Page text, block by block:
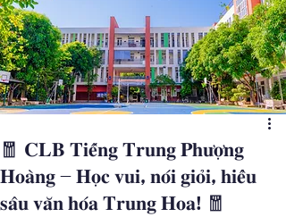
🧧 𝐂𝐋𝐁 𝐓𝐢𝐞̂́𝐧𝐠 𝐓𝐫𝐮𝐧𝐠 𝐏𝐡𝐮̛𝐨̛̣𝐧𝐠
𝐇𝐨𝐚̀𝐧𝐠 – 𝐇𝐨̣𝐜 𝐯𝐮𝐢, 𝐧𝐨́𝐢 𝐠𝐢𝐨̉𝐢, 𝐡𝐢𝐞̂̉𝐮
𝐬𝐚̂𝐮 𝐯𝐚̆𝐧 𝐡𝐨́𝐚 𝐓𝐫𝐮𝐧𝐠 𝐇𝐨𝐚! 🧧